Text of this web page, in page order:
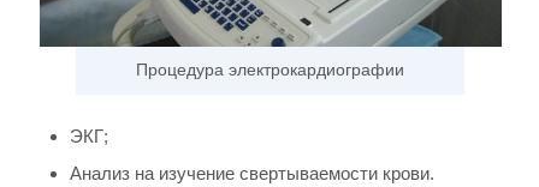
Процедура электрокардиографии
ЭКГ;
Анализ на изучение свертываемости крови.